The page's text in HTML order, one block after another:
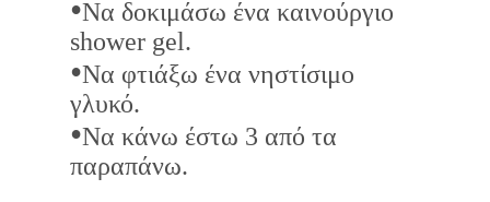
•Να δοκιμάσω ένα καινούργιο
shower gel.
•Να φτιάξω ένα νηστίσιμο
γλυκό.
•Να κάνω έστω 3 από τα
παραπάνω.